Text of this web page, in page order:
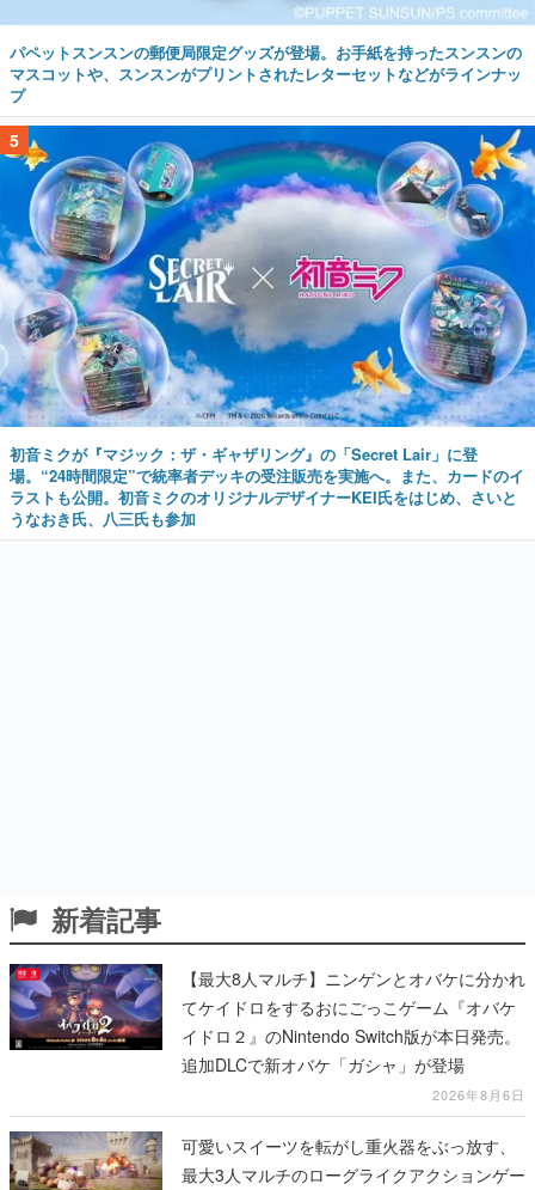
パペットスンスンの郵便局限定グッズが登場。お手紙を持ったスンスンの
マスコットや、スンスンがプリントされたレターセットなどがラインナッ
プ
5
初音ミクが『マジック：ザ・ギャザリング』の「Secret Lair」に登
場。“24時間限定”で統率者デッキの受注販売を実施へ。また、カードのイ
ラストも公開。初音ミクのオリジナルデザイナーKEI氏をはじめ、さいと
うなおき氏、八三氏も参加
新着記事
【最大8人マルチ】ニンゲンとオバケに分かれ
てケイドロをするおにごっこゲーム『オバケ
イドロ２』のNintendo Switch版が本日発売。
追加DLCで新オバケ「ガシャ」が登場
2026年8月6日
可愛いスイーツを転がし重火器をぶっ放す、
最大3人マルチのローグライクアクションゲー